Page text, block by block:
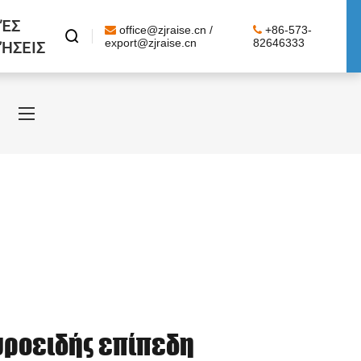

office@zjraise.cn /
export@zjraise.cn
+86-573-
82646333
επίπεδη